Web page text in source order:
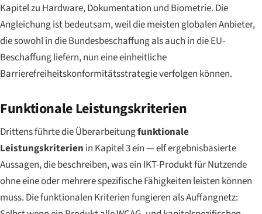
Kapitel zu Hardware, Dokumentation und Biometrie. Die
Angleichung ist bedeutsam, weil die meisten globalen Anbieter,
die sowohl in die Bundesbeschaffung als auch in die EU-
Beschaffung liefern, nun eine einheitliche
Barrierefreiheitskonformitätsstrategie verfolgen können.
Funktionale Leistungskriterien
Drittens führte die Überarbeitungfunktionale
Leistungskriterien in Kapitel 3 ein — elf ergebnisbasierte
Aussagen, die beschreiben, was ein IKT-Produkt für Nutzende
ohne eine oder mehrere spezifische Fähigkeiten leisten können
muss. Die funktionalen Kriterien fungieren als Auffangnetz: